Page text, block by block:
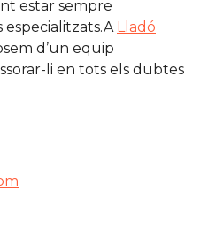
estar sempre
especialitzats.A Lladó
d’un equip
li en tots els dubtes